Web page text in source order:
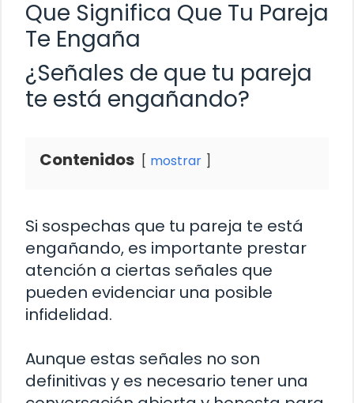
Que Significa Que Tu Pareja
Te Engaña
¿Señales de que tu pareja
te está engañando?
Contenidos mostrar
Si sospechas que tu pareja te está
engañando, es importante prestar
atención a ciertas señales que
pueden evidenciar una posible
infidelidad.
Aunque estas señales no son
definitivas y es necesario tener una